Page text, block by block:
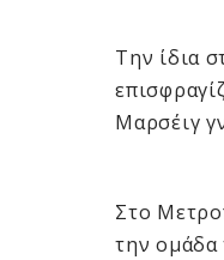
Την ίδια
Μαρσέιγ
Στο
την ομάδα